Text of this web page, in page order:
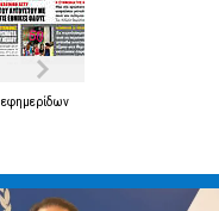
εφημερίδων